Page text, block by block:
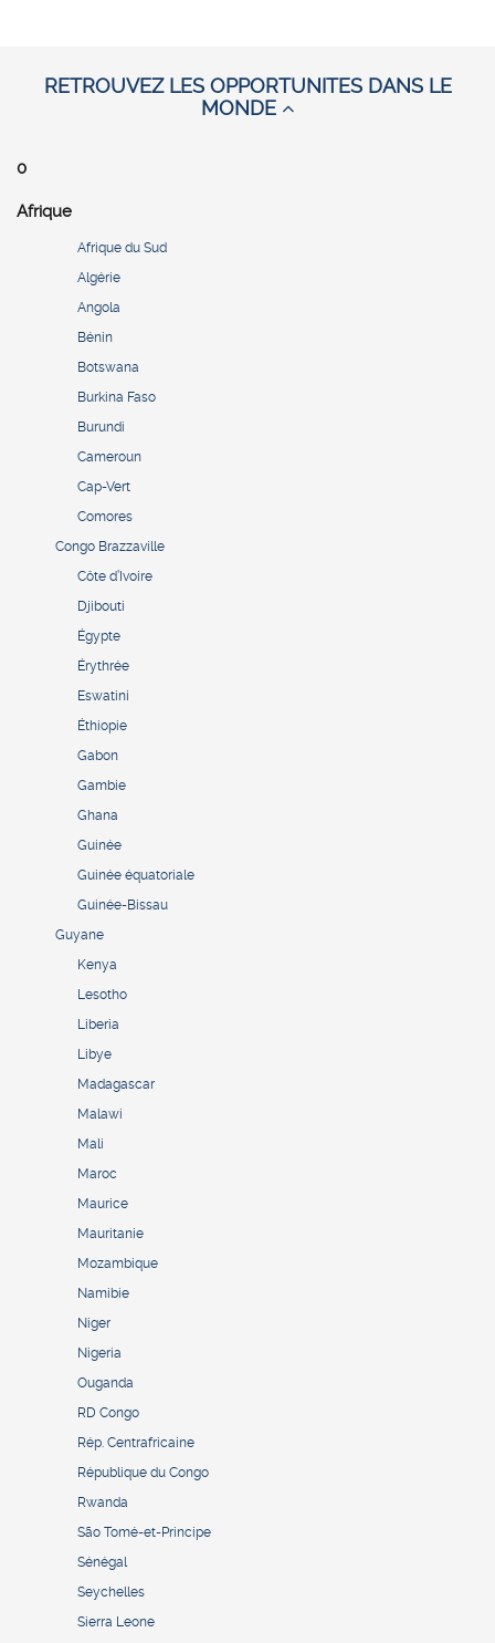
RETROUVEZ LES OPPORTUNITES DANS LE
MONDE
0
Afrique
Afrique du Sud
Algérie
Angola
Bénin
Botswana
Burkina Faso
Burundi
Cameroun
Cap-Vert
Comores
Congo Brazzaville
Côte d’Ivoire
Djibouti
Égypte
Érythrée
Eswatini
Éthiopie
Gabon
Gambie
Ghana
Guinée
Guinée équatoriale
Guinée-Bissau
Guyane
Kenya
Lesotho
Liberia
Libye
Madagascar
Malawi
Mali
Maroc
Maurice
Mauritanie
Mozambique
Namibie
Niger
Nigeria
Ouganda
RD Congo
Rép. Centrafricaine
République du Congo
Rwanda
São Tomé-et-Principe
Sénégal
Seychelles
Sierra Leone